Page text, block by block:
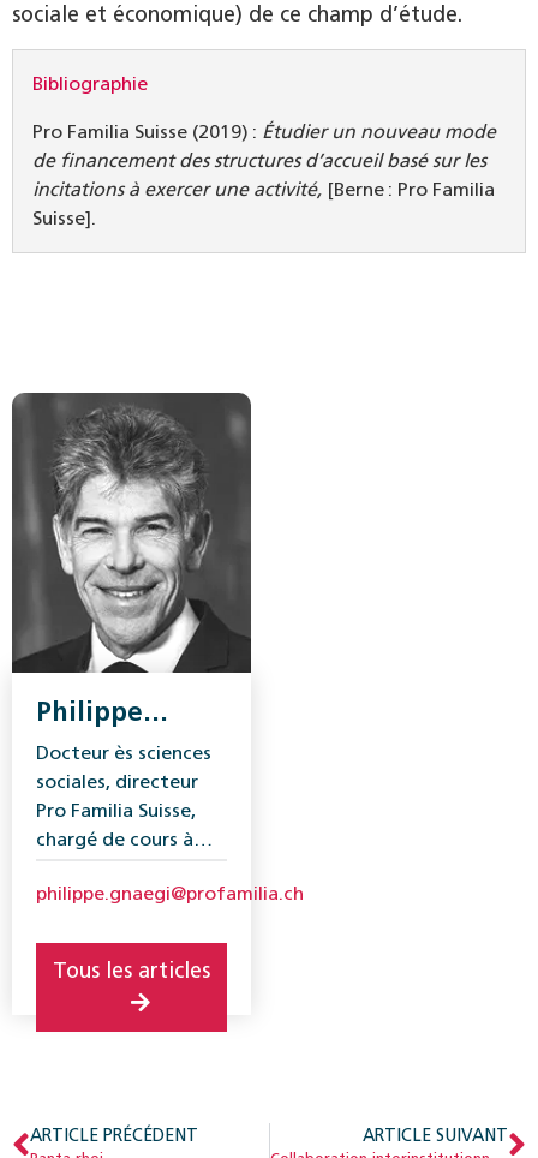
sociale et économique) de ce champ d’étude.
Bibliographie
Pro Familia Suisse (2019) : Étudier un nouveau mode
de financement des structures d’accueil basé sur les
incitations à exercer une activité, [Berne : Pro Familia
Suisse].
Philippe
Gnaegi
Docteur ès sciences
sociales, directeur
Pro Familia Suisse,
chargé de cours à
Fribourg.
philippe.gnaegi@profamilia.ch
Tous les articles
ARTICLE PRÉCÉDENT ARTICLE SUIVANT